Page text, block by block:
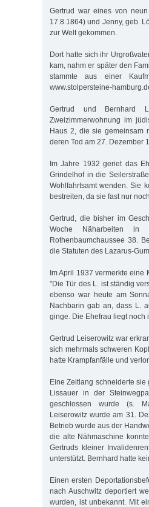
Gertrud war eines von
17.8.1864) und Jenny, geb.
zur Welt gekommen.
Dort hatte sich ihr
kam, nahm er später den
stammte aus einer
www.stolpersteine-
Gertrud und Bernhard
Zweizimmerwohnung im
Haus 2, die sie gemeinsam
deren Tod am 27. Dezember
Im Jahre 1932 geriet das
Grindelhof in die
Wohlfahrtsamt wenden. Sie
bestreiten, da sie fast nur
Gertrud, die bisher im
Woche Näharbeiten
Rothenbaumchaussee 38.
die Statuten des Lazarus-
Im April 1937 vermerkte eine
"Die Tür des L. ist ständig
ebenso war heute am
Nachbarin gab an, dass L.
ginge. Die Ehefrau liegt noch
Gertrud Leiserowitz war
sich mehrmals schweren
hatte Krampfanfälle und
Eine Zeitlang schneiderte
Lissauer in der
geschlossen wurde (s.
Leiserowitz wurde am 31.
Betrieb wurde aus der
die alte Nähmaschine
Gertruds kleiner
unterstützt. Bernhard hatte
Einen ersten
nach Auschwitz deportiert
wurden, ist unbekannt. Mit